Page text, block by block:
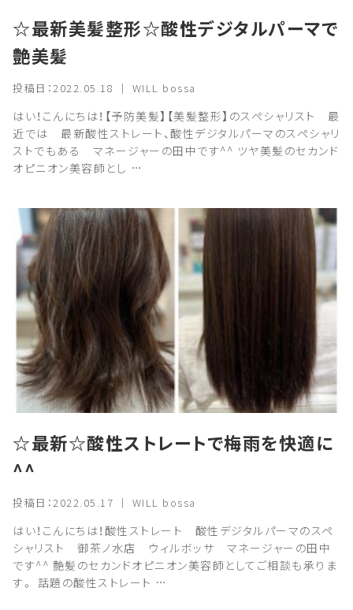
☆最新美髪整形☆酸性デジタルパーマで
艶美髪
投稿日：2022.05.18 ｜ WILL bossa
はい！こんにちは！【予防美髪】【美髪整形】のスペシャリスト 最
近では 最新酸性ストレート、酸性デジタルパーマのスペシャリ
ストでもある マネージャーの田中です^^ ツヤ美髪のセカンド
オピニオン美容師とし …
☆最新☆酸性ストレートで梅雨を快適に
^^
投稿日：2022.05.17 ｜ WILL bossa
はい！こんにちは！酸性ストレート 酸性デジタルパーマのスペ
シャリスト 御茶ノ水店 ウィルボッサ マネージャーの田中
です^^ 艶髪のセカンドオピニオン美容師としてご相談も承りま
す。 話題の酸性ストレート …